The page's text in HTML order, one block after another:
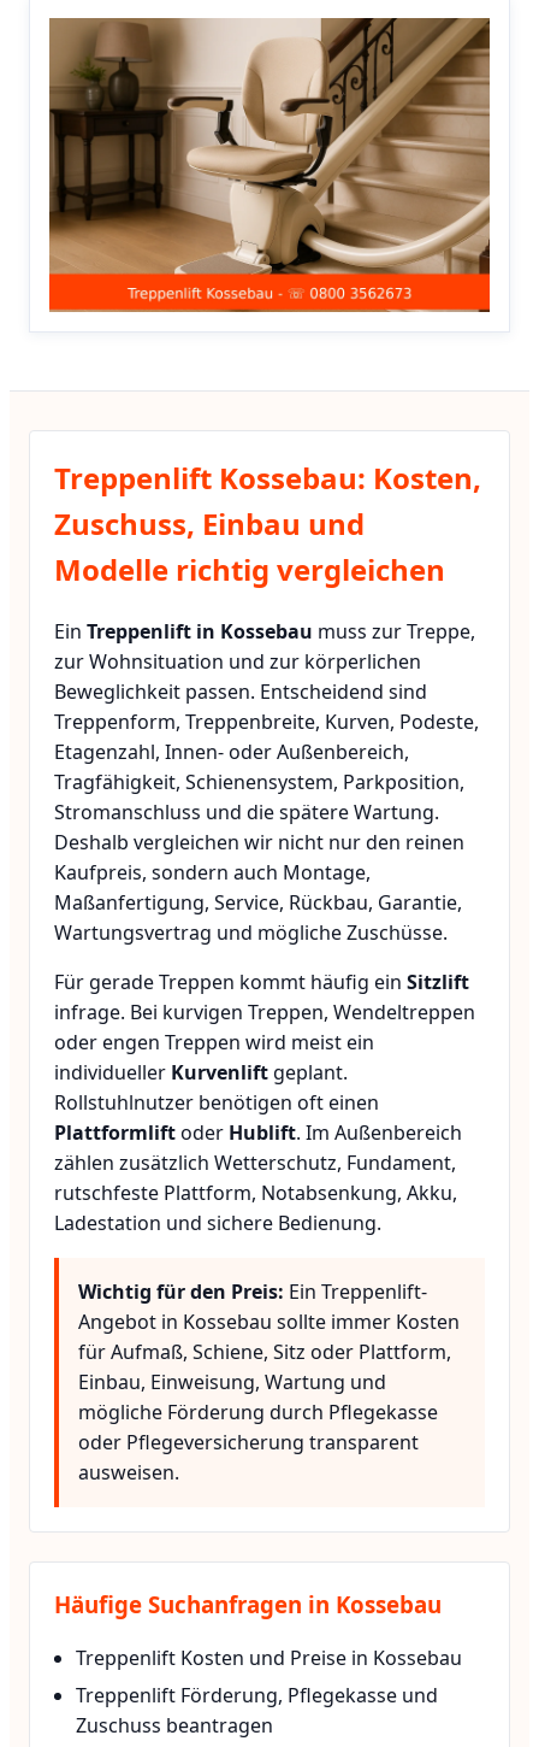
Treppenlift Kossebau: Kosten,
Zuschuss, Einbau und
Modelle richtig vergleichen
Ein Treppenlift in Kossebau muss zur Treppe,
zur Wohnsituation und zur körperlichen
Beweglichkeit passen. Entscheidend sind
Treppenform, Treppenbreite, Kurven, Podeste,
Etagenzahl, Innen- oder Außenbereich,
Tragfähigkeit, Schienensystem, Parkposition,
Stromanschluss und die spätere Wartung.
Deshalb vergleichen wir nicht nur den reinen
Kaufpreis, sondern auch Montage,
Maßanfertigung, Service, Rückbau, Garantie,
Wartungsvertrag und mögliche Zuschüsse.
Für gerade Treppen kommt häufig ein Sitzlift
infrage. Bei kurvigen Treppen, Wendeltreppen
oder engen Treppen wird meist ein
individueller Kurvenlift geplant.
Rollstuhlnutzer benötigen oft einen
Plattformliftoder Hublift. Im Außenbereich
zählen zusätzlich Wetterschutz, Fundament,
rutschfeste Plattform, Notabsenkung, Akku,
Ladestation und sichere Bedienung.
Wichtig für den Preis: Ein Treppenlift-
Angebot in Kossebau sollte immer Kosten
für Aufmaß, Schiene, Sitz oder Plattform,
Einbau, Einweisung, Wartung und
mögliche Förderung durch Pflegekasse
oder Pflegeversicherung transparent
ausweisen.
Häufige Suchanfragen in Kossebau
Treppenlift Kosten und Preise in Kossebau
Treppenlift Förderung, Pflegekasse und
Zuschuss beantragen